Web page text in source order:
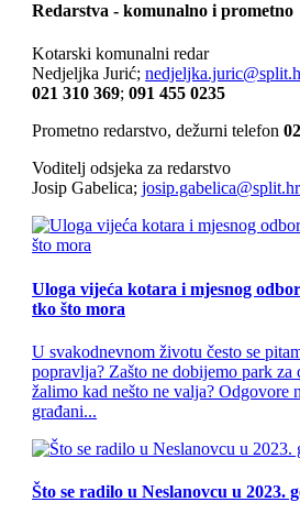
Redarstva - komunalno i prometno
Kotarski komunalni redar
Nedjeljka Jurić;
021 310 369;091 455 0235
Prometno redarstvo, dežurni telefon
Voditelj odsjeka za redarstvo
Josip Gabelica;josip.gabelica@split.hr
Uloga vijeća kotara i mjesnog
tko što mora
U svakodnevnom životu često se
popravlja? Zašto ne dobijemo park za
žalimo kad nešto ne valja? Odgovore
građani...
Što se radilo u Neslanovcu u 2023.